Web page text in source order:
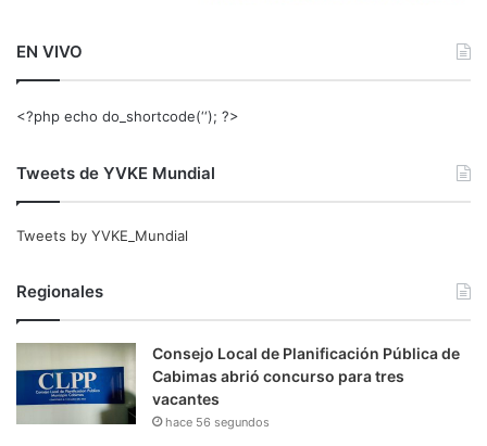
EN VIVO
<?php echo do_shortcode(‘‘); ?>
Tweets de YVKE Mundial
Tweets by YVKE_Mundial
Regionales
Consejo Local de Planificación Pública de
Cabimas abrió concurso para tres
vacantes
hace 56 segundos